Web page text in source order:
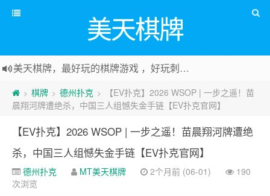
美天棋牌
美天棋牌，最好玩的棋牌游戏 ，好玩刺激可以赚Money，传送门：
> 棋牌 > 德州扑克 >
【EV扑克】2026 WSOP | 一步之遥！苗
晨翔河牌遭绝杀，中国三人组憾失金手链【EV扑克官网】
【EV扑克】2026 WSOP | 一步之遥！苗晨翔河牌遭绝
杀，中国三人组憾失金手链【EV扑克官网】
德州扑克 MT美天棋牌 2个月前 (06-01)
190
次浏览